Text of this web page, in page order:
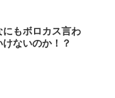
にもボロカス言わ
ないのか！？